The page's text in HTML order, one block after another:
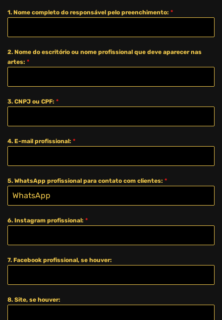
1. Nome completo do responsável pelo preenchimento: *
2. Nome do escritório ou nome profissional que deve aparecer nas
artes: *
3. CNPJ ou CPF: *
4. E-mail profissional: *
5. WhatsApp profissional para contato com clientes: *
6. Instagram profissional: *
7. Facebook profissional, se houver:
8. Site, se houver: